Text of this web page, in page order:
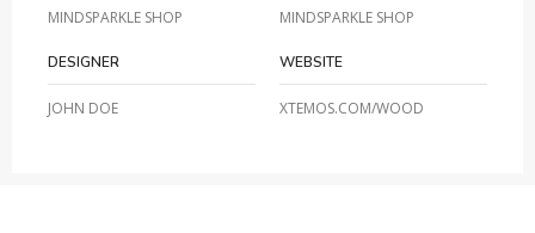
MINDSPARKLE SHOP MINDSPARKLE SHOP
DESIGNER
JOHN DOE
WEBSITE
XTEMOS.COM/WOOD